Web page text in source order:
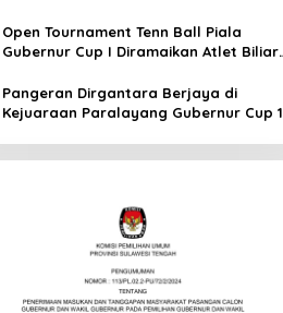
Open Tournament Tenn Ball Piala
Gubernur Cup I Diramaikan Atlet Biliar
Pangeran Dirgantara Berjaya di
Kejuaraan Paralayang Gubernur Cup 1